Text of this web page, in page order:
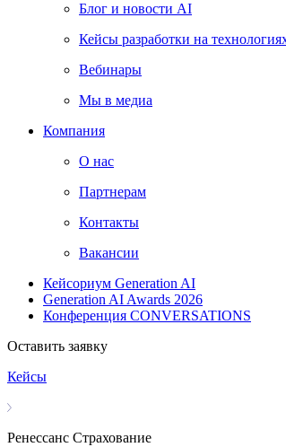
Блог и новости AI
Кейсы разработки на
Вебинары
Мы в медиа
Компания
О нас
Партнерам
Контакты
Вакансии
Кейсориум Generation AI
Generation AI Awards 2026
Конференция CONVERSATIONS
Оставить заявку
Кейсы
Ренессанс Страхование